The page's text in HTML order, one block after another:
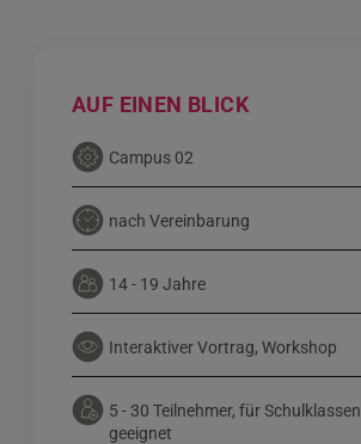
AUF EINEN BLICK
Campus 02
nach Vereinbarung
14 - 19 Jahre
Interaktiver Vortrag, Workshop
5 - 30 Teilnehmer, für Schulklassen
geeignet